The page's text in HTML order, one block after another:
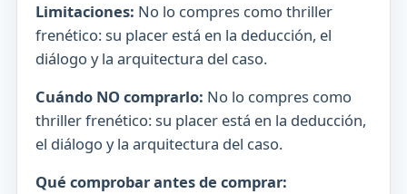
Limitaciones: No lo compres como thriller
frenético: su placer está en la deducción, el
diálogo y la arquitectura del caso.
Cuándo NO comprarlo: No lo compres como
thriller frenético: su placer está en la deducción,
el diálogo y la arquitectura del caso.
Qué comprobar antes de comprar: